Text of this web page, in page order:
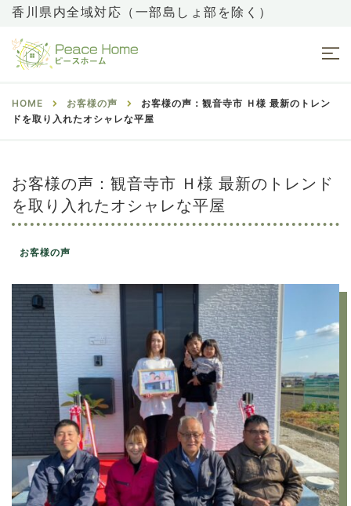
香川県内全域対応（一部島しょ部を除く）
HOME お客様の声
お客様の声：観音寺市 Ｈ様 最新のトレン
ドを取り入れたオシャレな平屋
お客様の声：観音寺市 Ｈ様 最新のトレンド
を取り入れたオシャレな平屋
お客様の声